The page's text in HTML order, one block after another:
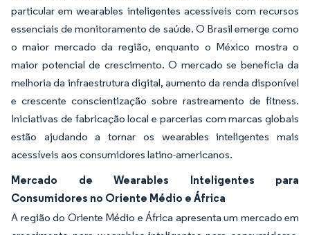
particular em wearables inteligentes acessíveis com recursos
essenciais de monitoramento de saúde. O Brasil emerge como
o maior mercado da região, enquanto o México mostra o
maior potencial de crescimento. O mercado se beneficia da
melhoria da infraestrutura digital, aumento da renda disponível
e crescente conscientização sobre rastreamento de fitness.
Iniciativas de fabricação local e parcerias com marcas globais
estão ajudando a tornar os wearables inteligentes mais
acessíveis aos consumidores latino-americanos.
Mercado de Wearables Inteligentes para
Consumidores no Oriente Médio e África
A região do Oriente Médio e África apresenta um mercado em